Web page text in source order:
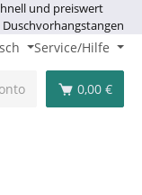
und preiswert
Service/Hilfe
0,00 €